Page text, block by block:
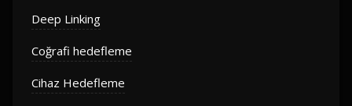
Deep Linking
Coğrafi hedefleme
Cihaz Hedefleme